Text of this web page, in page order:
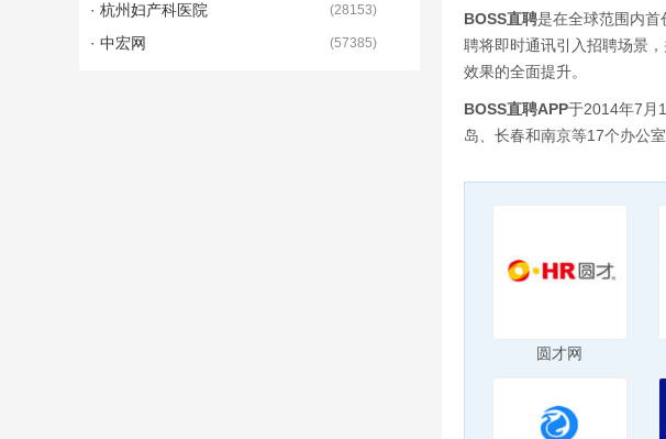
BOSS直聘是在全球范围内首
聘将即时通讯引入招聘场景
效果的全面提升。
BOSS直聘APP于2014年7月
岛、长春和南京等17个办公
圆才网
· 杭州妇产科医院 (28153)
· 中宏网 (57385)